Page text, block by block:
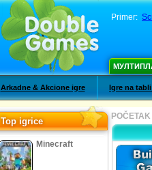
Primer:
Arkadne & Akcione igre Igre na
Top igrice
Minecraft
POČETAK